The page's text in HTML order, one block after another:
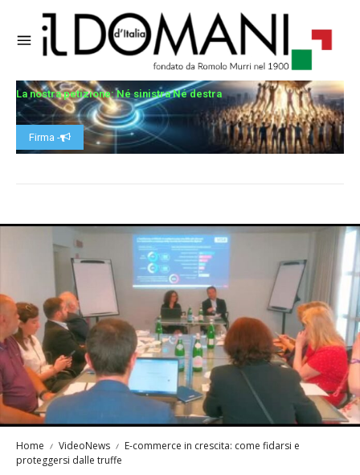
La nostra petizione: Né sinistra Né destra
Firma -
Home VideoNews
E-commerce in crescita: come fidarsi e
proteggersi dalle truffe